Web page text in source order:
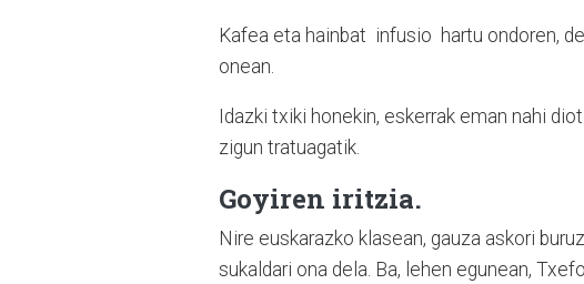
Kafea eta hainbat infusio hartu ondoren,
onean.
Idazki txiki honekin, eskerrak eman nahi
zigun tratuagatik.
Goyiren iritzia.
Nire euskarazko klasean, gauza askori
sukaldari ona dela. Ba, lehen egunean,